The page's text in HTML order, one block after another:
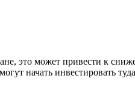
это может привести к
начать инвестировать